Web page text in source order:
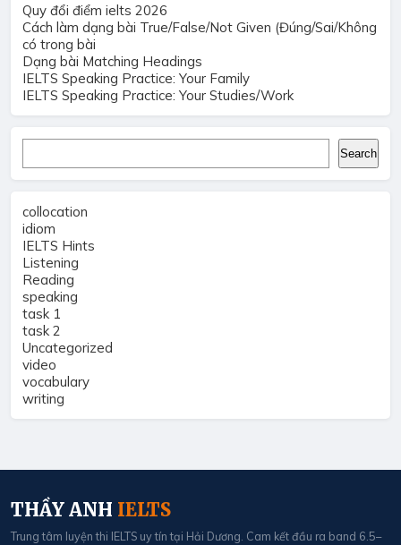
Quy đổi điểm ielts 2026
Cách làm dạng bài True/False/Not Given (Đúng/Sai/Không
có trong bài
Dạng bài Matching Headings
IELTS Speaking Practice: Your Family
IELTS Speaking Practice: Your Studies/Work
Search
collocation
idiom
IELTS Hints
Listening
Reading
speaking
task 1
task 2
Uncategorized
video
vocabulary
writing
THẦY ANH IELTS
Trung tâm luyện thi IELTS uy tín tại Hải Dương. Cam kết đầu ra band 6.5–